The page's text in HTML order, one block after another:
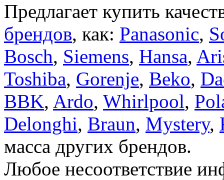
Предлагает купить
брендов, как: Panasonic,
Bosch, Siemens, Hansa,
Toshiba, Gorenje, Beko,
BBK, Ardo, Whirlpool,
Delonghi, Braun, Mystery,
масса других брендов.
Любое несоответствие